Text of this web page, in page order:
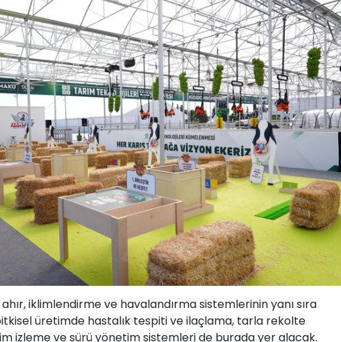
iklimlendirme ve havalandırma sistemlerinin yanı sıra
üretimde hastalık tespiti ve ilaçlama, tarla rekolte
izleme ve sürü yönetim sistemleri de burada yer alacak.